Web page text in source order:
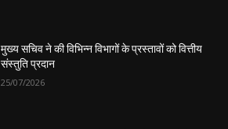
मुख्य सचिव ने की विभिन्न विभागों के प्रस्तावों को वित्तीय
संस्तुति प्रदान
25/07/2026